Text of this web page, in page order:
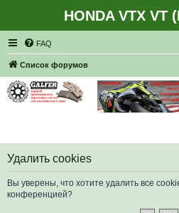
HONDA VTX VT
FAQ
Список форумов
Удалить cookies
Вы уверены, что хотите удалить все
конференцией?